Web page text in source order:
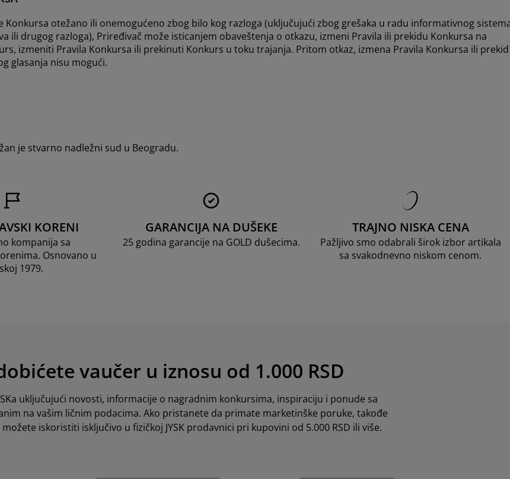
otežano ili onemogućeno zbog bilo kog razloga (uključujući zbog grešaka u radu informativnog
ili drugog razloga), Priređivač može isticanjem obaveštenja o otkazu, izmeni Pravila ili prekidu Konkursa na
izmeniti Pravila Konkursa ili prekinuti Konkurs u toku trajanja. Pritom otkaz, izmena Pravila Konkursa ili prekid
glasanja nisu mogući.
je stvarno nadležni sud u Beogradu.
KORENI
kompanija sa
Osnovano u
1979.
GARANCIJA NA DUŠEKE
25 godina garancije na GOLD dušecima.
TRAJNO NISKA CENA
Pažljivo smo odabrali širok izbor artikala
sa svakodnevno niskom cenom.
vaučer u iznosu od 1.000 RSD
uključujući novosti, informacije o nagradnim konkursima, inspiraciju i ponude sa
na vašim ličnim podacima. Ako pristanete da primate marketinške poruke, takođe
iskoristiti isključivo u fizičkoj JYSK prodavnici pri kupovini od 5.000 RSD ili više.